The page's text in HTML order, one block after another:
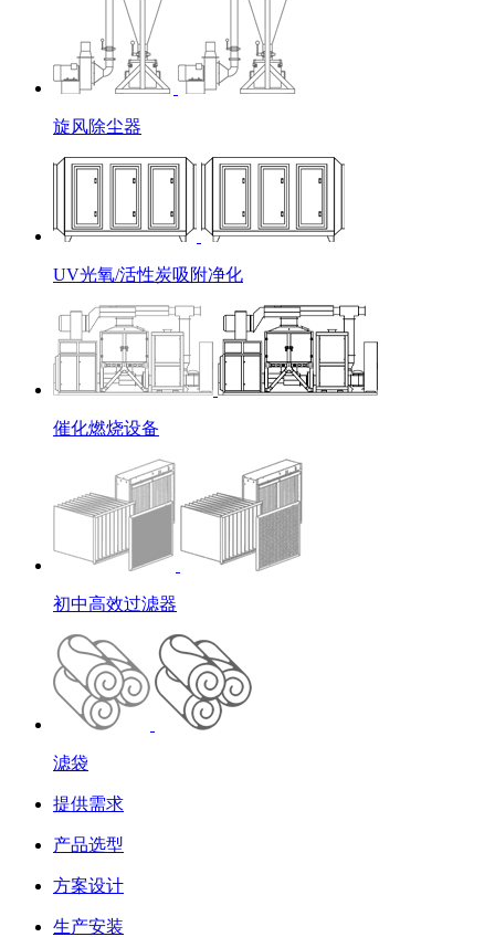
旋风除尘器
UV光氧/活性炭吸附净化
催化燃烧设备
初中高效过滤器
滤袋
提供需求
产品选型
方案设计
生产安装